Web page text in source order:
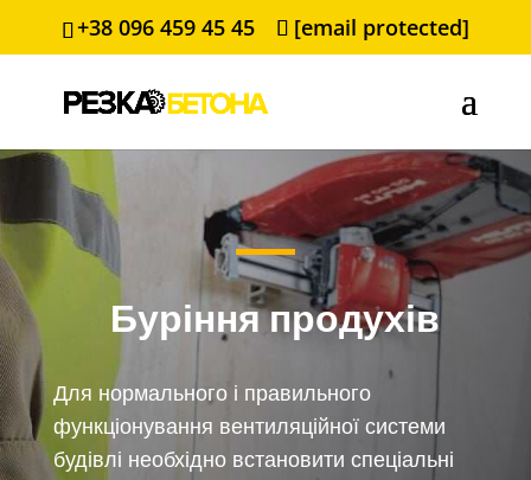
+38 096 459 45 45 [email protected]
Буріння продухів
Для нормального і правильного
функціонування вентиляційної системи
будівлі необхідно встановити спеціальні